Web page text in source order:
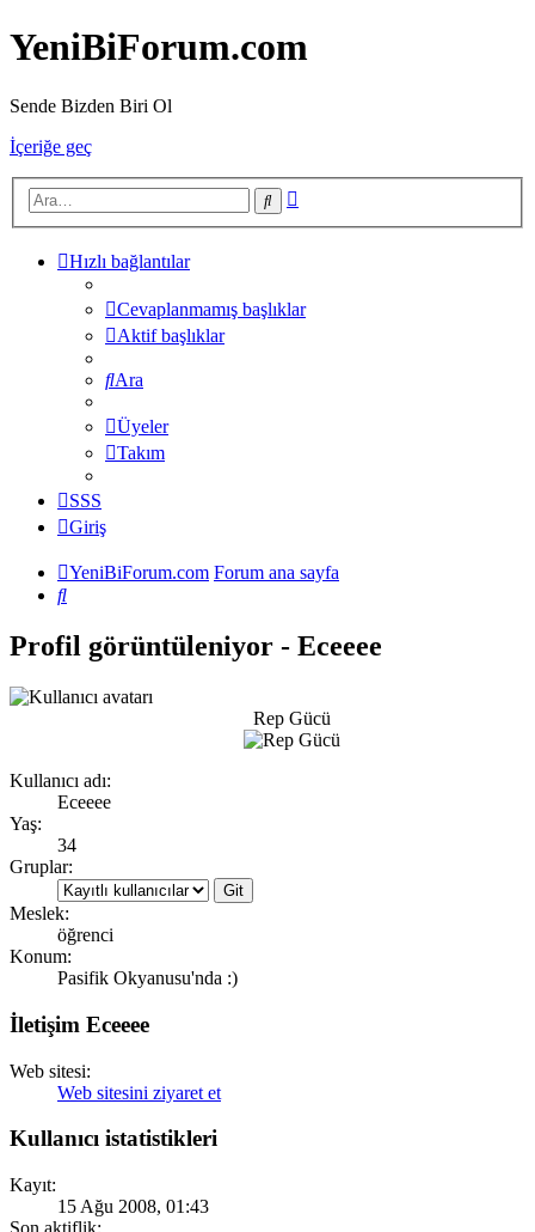
YeniBiForum.com
Sende Bizden Biri Ol
İçeriğe geç
Ara
Hızlı bağlantılar
Cevaplanmamış başlıklar
Aktif başlıklar
Ara
Üyeler
Takım
SSS
Giriş
YeniBiForum.com Forum ana sayfa
Ara
Profil görüntüleniyor - Eceeee
Rep Gücü
Kullanıcı adı:
Eceeee
Yaş:
34
Gruplar:
Meslek:
öğrenci
Konum:
Pasifik Okyanusu'nda :)
İletişim Eceeee
Web sitesi:
Web sitesini ziyaret et
Kullanıcı istatistikleri
Kayıt:
15 Ağu 2008, 01:43